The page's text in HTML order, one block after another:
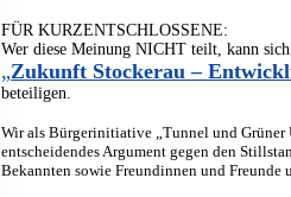
FÜR KURZENTSCHLOSSENE:
Wer diese Meinung NICHT teilt, kann
„Zukunft Stockerau –
beteiligen.
Wir als Bürgerinitiative „Tunnel und Grüner
entscheidendes Argument gegen den
Bekannten sowie Freundinnen und Freunde